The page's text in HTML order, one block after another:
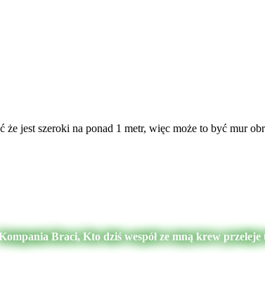
jest szeroki na ponad 1 metr, więc może to być mur
Braci, Kto dziś wespół ze mną krew